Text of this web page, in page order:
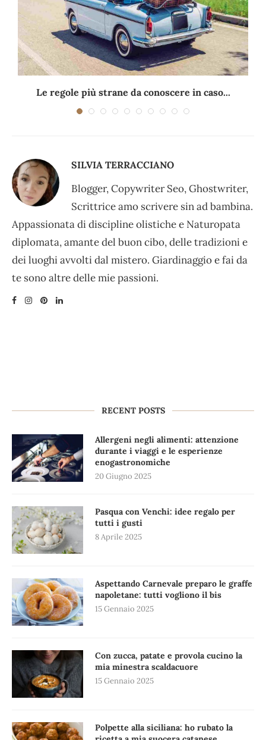
Le regole più strane da conoscere in caso...
SILVIA TERRACCIANO
Blogger, Copywriter Seo, Ghostwriter,
Scrittrice amo scrivere sin ad bambina.
Appassionata di discipline olistiche e Naturopata
diplomata, amante del buon cibo, delle tradizioni e
dei luoghi avvolti dal mistero. Giardinaggio e fai da
te sono altre delle mie passioni.
RECENT POSTS
Allergeni negli alimenti: attenzione
durante i viaggi e le esperienze
enogastronomiche
20 Giugno 2025
Pasqua con Venchi: idee regalo per
tutti i gusti
8 Aprile 2025
Aspettando Carnevale preparo le graffe
napoletane: tutti vogliono il bis
15 Gennaio 2025
Con zucca, patate e provola cucino la
mia minestra scaldacuore
15 Gennaio 2025
Polpette alla siciliana: ho rubato la